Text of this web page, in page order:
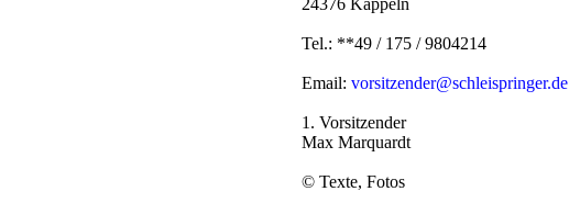
24376 Kappeln
Tel.: **49 / 175 / 9804214
Email: vorsitzender@schleispringer.de
1. Vorsitzender
Max Marquardt
© Texte, Fotos